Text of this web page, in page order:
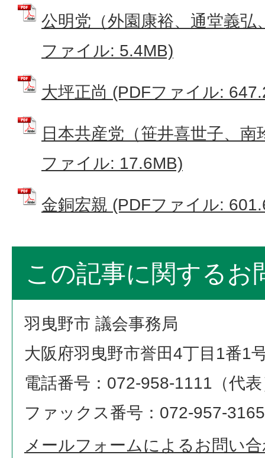
公明党（外園康裕、通堂義弘
ファイル: 5.4MB)
大坪正尚 (PDFファイル:
日本共産党（笹井喜世子、
ファイル: 17.6MB)
金銅宏親 (PDFファイル:
この記事に関するお
羽曳野市 議会事務局
大阪府羽曳野市誉田4丁目1番1
電話番号：072-958-1111（代
ファックス番号：072-957-3165
メールフォームによるお問い